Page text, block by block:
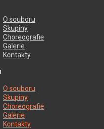
O souboru
Skupiny
Choreografie
Galerie
Kontakty
O souboru
Skupiny
Choreografie
Galerie
Kontakty